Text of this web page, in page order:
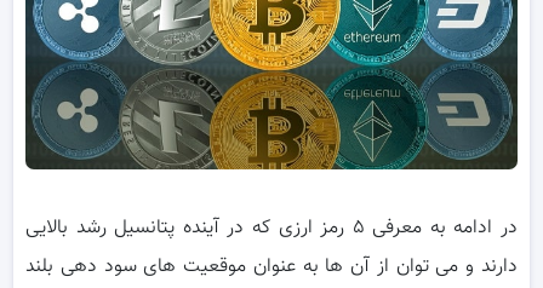
در ادامه به معرفی ۵ رمز ارزی که در آینده پتانسیل رشد بالایی
دارند و می توان از آن ها به عنوان موقعیت های سود دهی بلند